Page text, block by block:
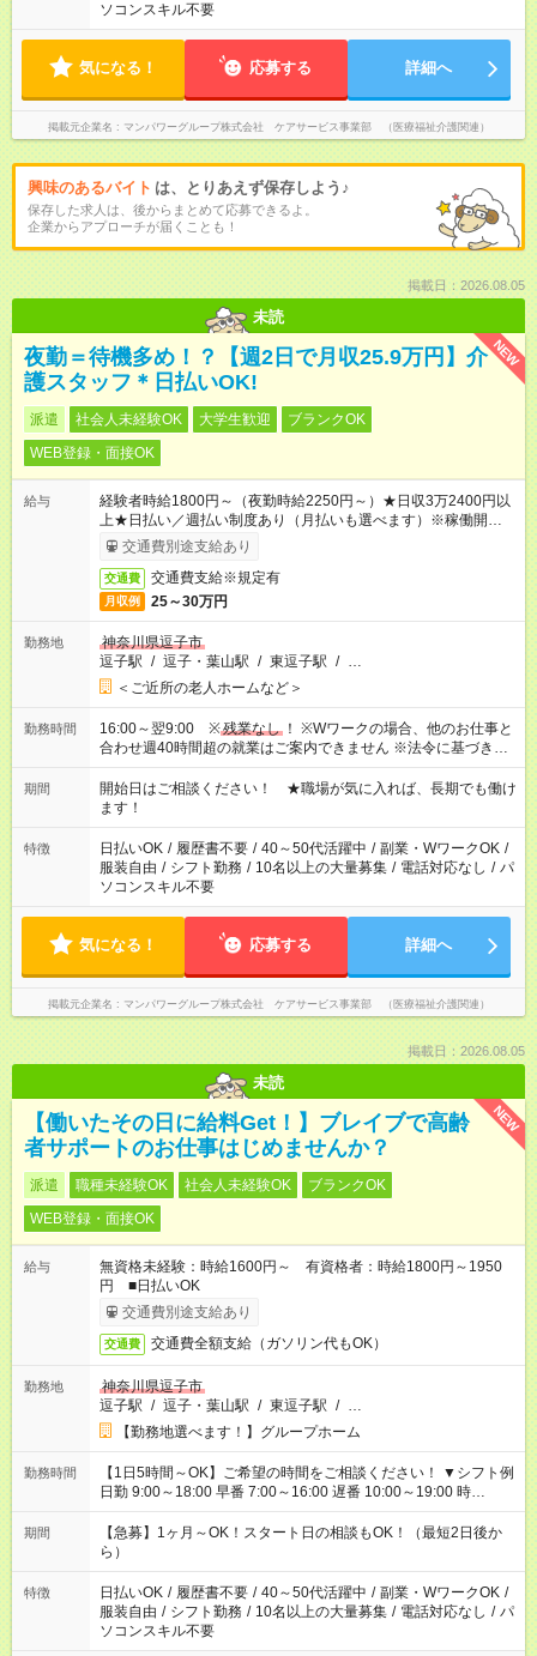
ソコンスキル不要
気になる！ 応募する 詳細へ
掲載元企業名 マンパワーグループ株式会社 ケアサービス事業部 （医療福祉介護関連）
興味のあるバイト は、とりあえず保存しよう♪
保存した求人は、後からまとめて応募できるよ。
企業からアプローチが届くことも！
掲載日：2026.08.05
未読
NEW
夜勤＝待機多め！？【週2日で月収25.9万円】介
護スタッフ＊日払いOK!
派遣 社会人未経験OK 大学生歓迎
ブランクOK
WEB登録・面接OK
給与
経験者時給1800円～（夜勤時給2250円～）★日収3万2400円以
上★日払い／週払い制度あり（月払いも選べます）※稼働開始時
は手続き完了次第のお支払いとなります。
交通費別途支給あり
交通費 交通費支給※規定有
月収例 25～30万円
勤務地
神奈川県逗子市
逗子駅 / 逗子・葉山駅 / 東逗子駅 / …
＜ご近所の老人ホームなど＞
勤務時間 16:00～翌9:00 ※残業なし ！ ※Wワークの場合、他のお仕事と
合わせ週40時間超の就業はご案内できません ※法令に基づき、
週20時間以上勤務は社会保険への加入対象となります ※労働者
派遣法（日雇い派遣の原則禁止）により、短時間・短期間の就
業はご案内が難しい場合があります
期間
開始日はご相談ください！ ★職場が気に入れば、長期でも働け
ます！
特徴 日払いOK / 履歴書不要 / 40～50代活躍中 / 副業・WワークOK /
服装自由 / シフト勤務 / 10名以上の大量募集 / 電話対応なし / パ
ソコンスキル不要
気になる！ 応募する 詳細へ
掲載元企業名 マンパワーグループ株式会社 ケアサービス事業部 （医療福祉介護関連）
掲載日：2026.08.05
未読
NEW
【働いたその日に給料Get！】ブレイブで高齢
者サポートのお仕事はじめませんか？
派遣 職種未経験OK 社会人未経験OK
ブランクOK
WEB登録・面接OK
給与
無資格未経験：時給1600円～ 有資格者：時給1800円～1950
円 ■日払いOK
交通費別途支給あり
交通費 交通費全額支給（ガソリン代もOK）
勤務地
神奈川県逗子市
逗子駅 / 逗子・葉山駅 / 東逗子駅 / …
【勤務地選べます！】グループホーム
勤務時間
【1日5時間～OK】ご希望の時間をご相談ください！ ▼シフト例
日勤 9:00～18:00 早番 7:00～16:00 遅番 10:00～19:00 時
短 10:00～15:00 上記はあくまで一例です。 「夕方までには帰宅
しておきたい」 「朝はゆっくりのスタートがいい」 「お昼の時
間を有効に使いたい」 など、ご希望があれば教えてください
ね。
期間
【急募】1ヶ月～OK！スタート日の相談もOK！（最短2日後か
ら）
特徴 日払いOK / 履歴書不要 / 40～50代活躍中 / 副業・WワークOK /
服装自由 / シフト勤務 / 10名以上の大量募集 / 電話対応なし / パ
ソコンスキル不要